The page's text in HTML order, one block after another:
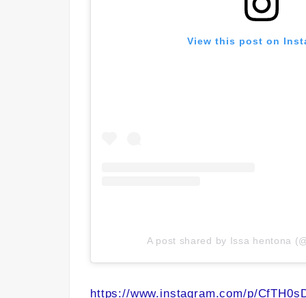
View this post on
A post shared by Issa hentona
https://www.instagram.com/p/